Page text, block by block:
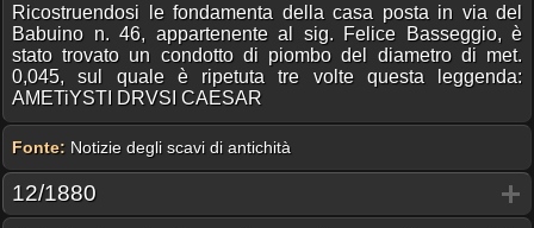
Ricostruendosi le fondamenta della casa posta in via del
Babuino n. 46, appartenente al sig. Felice Basseggio, è
stato trovato un condotto di piombo del diametro di met.
0,045, sul quale è ripetuta tre volte questa leggenda:
AMETiYSTI DRVSI CAESAR
Fonte: Notizie degli scavi di antichità
12/1880